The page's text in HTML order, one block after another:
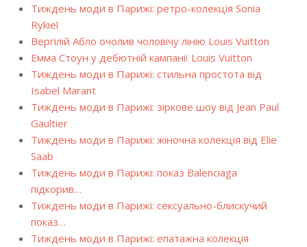
Тиждень моди в Парижі: ретро-колекція Sonia
Rykiel
Вергілій Абло очолив чоловічу лінію Louis Vuitton
Емма Стоун у дебютній кампанії Louis Vuitton
Тиждень моди в Парижі: стильна простота від
Isabel Marant
Тиждень моди в Парижі: зіркове шоу від Jean Paul
Gaultier
Тиждень моди в Парижі: жіночна колекція від Elie
Saab
Тиждень моди в Парижі: показ Balenciaga
підкорив…
Тиждень моди в Парижі: сексуально-блискучий
показ…
Тиждень моди в Парижі: епатажна колекція